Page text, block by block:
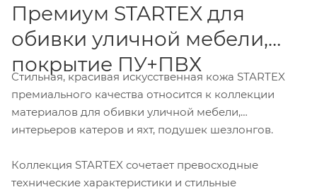
Премиум STARTEX для
обивки уличной мебели,
покрытие ПУ+ПВХ
Стильная, красивая искусственная кожа STARTEX
премиального качества относится к коллекции
материалов для обивки уличной мебели,
интерьеров катеров и яхт, подушек шезлонгов.
Коллекция STARTEX сочетает превосходные
технические характеристики и стильные